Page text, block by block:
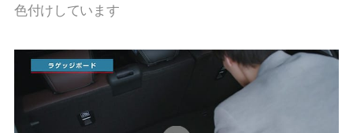
色付けしています